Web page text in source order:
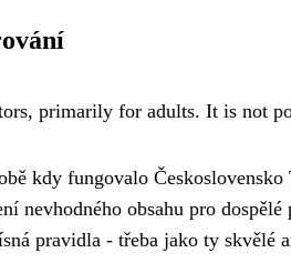
primarily for adults. It is not
kdy fungovalo
nevhodného obsahu pro
pravidla - třeba jako ty skvělé